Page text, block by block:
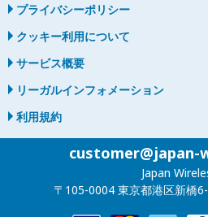
プライバシーポリシー
クッキー利用について
サービス概要
リーガルインフォメーション
利用規約
customer@japan-
Japan
〒105-0004 東京都港区新橋